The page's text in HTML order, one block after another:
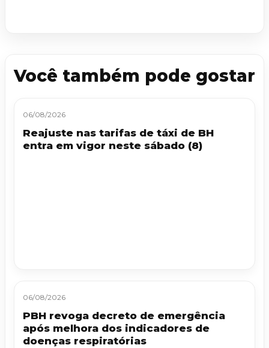
Você também pode gostar
06/08/2026
Reajuste nas tarifas de táxi de BH
entra em vigor neste sábado (8)
06/08/2026
PBH revoga decreto de emergência
após melhora dos indicadores de
doenças respiratórias